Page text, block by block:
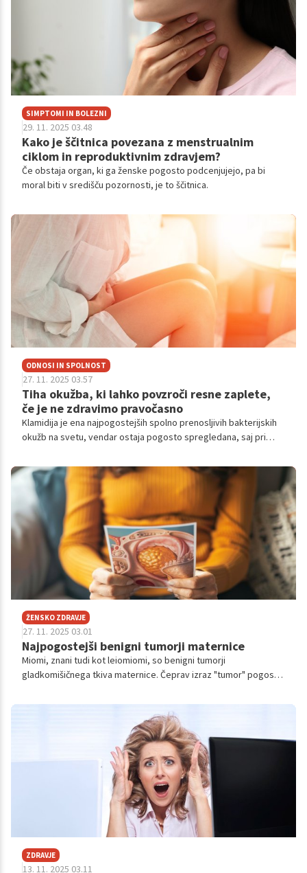
SIMPTOMI IN BOLEZNI
29. 11. 2025 03.48
Kako je ščitnica povezana z menstrualnim
ciklom in reproduktivnim zdravjem?
Če obstaja organ, ki ga ženske pogosto podcenjujejo, pa bi
moral biti v središču pozornosti, je to ščitnica.
ODNOSI IN SPOLNOST
27. 11. 2025 03.57
Tiha okužba, ki lahko povzroči resne zaplete,
če je ne zdravimo pravočasno
Klamidija je ena najpogostejših spolno prenosljivih bakterijskih
okužb na svetu, vendar ostaja pogosto spregledana, saj pri
ŽENSKO ZDRAVJE
27. 11. 2025 03.01
Najpogostejši benigni tumorji maternice
Miomi, znani tudi kot leiomiomi, so benigni tumorji
gladkomišičnega tkiva maternice. Čeprav izraz "tumor" pogosto
Johns Hopkins Medicine za nenormalne izrastke, ki v veliki
večini primerov ne predstavljajo nevarnosti za razvoj raka.
ZDRAVJE
13. 11. 2025 03.11